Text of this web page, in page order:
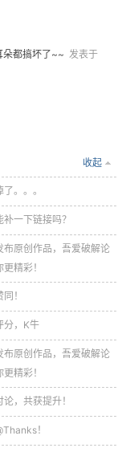
朵都搞坏了~~ 发表于
收起
。。。
补一下链接吗？
布原创作品，吾爱破解论
精彩！
！
分，K牛
布原创作品，吾爱破解论
精彩！
论，共获提升！
！